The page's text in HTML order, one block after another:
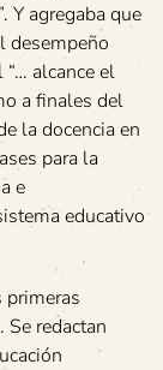
Y agregaba que
desempeño
alcance el
a finales del
la docencia en
para la
e
educativo
primeras
redactan